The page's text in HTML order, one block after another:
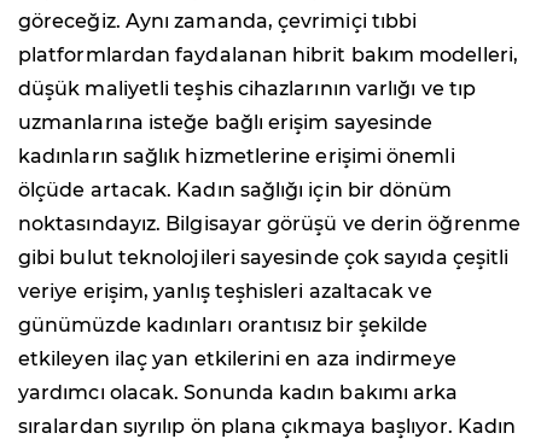
göreceğiz. Aynı zamanda, çevrimiçi tıbbi
platformlardan faydalanan hibrit bakım modelleri,
düşük maliyetli teşhis cihazlarının varlığı ve tıp
uzmanlarına isteğe bağlı erişim sayesinde
kadınların sağlık hizmetlerine erişimi önemli
ölçüde artacak. Kadın sağlığı için bir dönüm
noktasındayız. Bilgisayar görüşü ve derin öğrenme
gibi bulut teknolojileri sayesinde çok sayıda çeşitli
veriye erişim, yanlış teşhisleri azaltacak ve
günümüzde kadınları orantısız bir şekilde
etkileyen ilaç yan etkilerini en aza indirmeye
yardımcı olacak. Sonunda kadın bakımı arka
sıralardan sıyrılıp ön plana çıkmaya başlıyor. Kadın